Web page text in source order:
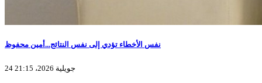
نفس الأخطاء تؤدي إلى نفس النتائج...أمين محفوظ
24 جويلية 2026، 21:15